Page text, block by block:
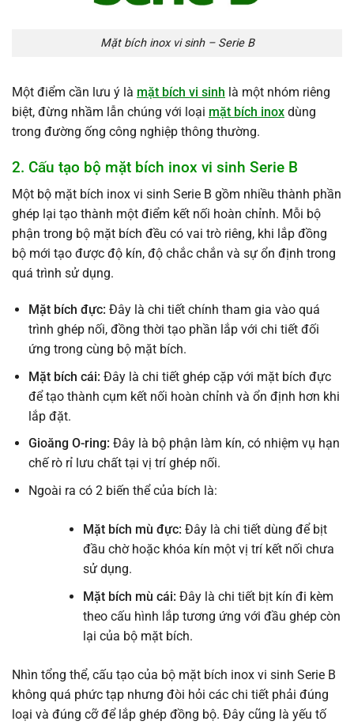
Mặt bích inox vi sinh – Serie B
Một điểm cần lưu ý là mặt bích vi sinh là một nhóm riêng
biệt, đừng nhầm lẫn chúng với loại mặt bích inox dùng
trong đường ống công nghiệp thông thường.
2. Cấu tạo bộ mặt bích inox vi sinh Serie B
Một bộ mặt bích inox vi sinh Serie B gồm nhiều thành phần
ghép lại tạo thành một điểm kết nối hoàn chỉnh. Mỗi bộ
phận trong bộ mặt bích đều có vai trò riêng, khi lắp đồng
bộ mới tạo được độ kín, độ chắc chắn và sự ổn định trong
quá trình sử dụng.
Mặt bích đực: Đây là chi tiết chính tham gia vào quá
trình ghép nối, đồng thời tạo phần lắp với chi tiết đối
ứng trong cùng bộ mặt bích.
Mặt bích cái: Đây là chi tiết ghép cặp với mặt bích đực
để tạo thành cụm kết nối hoàn chỉnh và ổn định hơn khi
lắp đặt.
Gioăng O-ring: Đây là bộ phận làm kín, có nhiệm vụ hạn
chế rò rỉ lưu chất tại vị trí ghép nối.
Ngoài ra có 2 biến thể của bích là:
Mặt bích mù đực: Đây là chi tiết dùng để bịt
đầu chờ hoặc khóa kín một vị trí kết nối chưa
sử dụng.
Mặt bích mù cái: Đây là chi tiết bịt kín đi kèm
theo cấu hình lắp tương ứng với đầu ghép còn
lại của bộ mặt bích.
Nhìn tổng thể, cấu tạo của bộ mặt bích inox vi sinh Serie B
không quá phức tạp nhưng đòi hỏi các chi tiết phải đúng
loại và đúng cỡ để lắp ghép đồng bộ. Đây cũng là yếu tố